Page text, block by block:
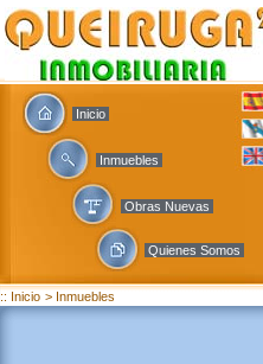
Inicio
Inmuebles
Obras Nuevas
Quienes Somos
:: Inicio > Inmuebles